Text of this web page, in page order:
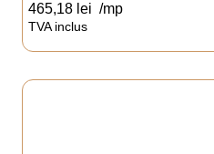
465,18 lei /mp
TVA inclus